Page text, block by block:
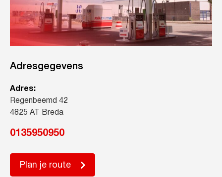
Adresgegevens
Adres:
Regenbeemd 42
4825 AT Breda
0135950950
Plan je route